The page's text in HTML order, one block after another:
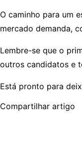
O caminho para um
mercado demanda,
Lembre-se que o
outros candidatos e
Está pronto para
Compartilhar artigo